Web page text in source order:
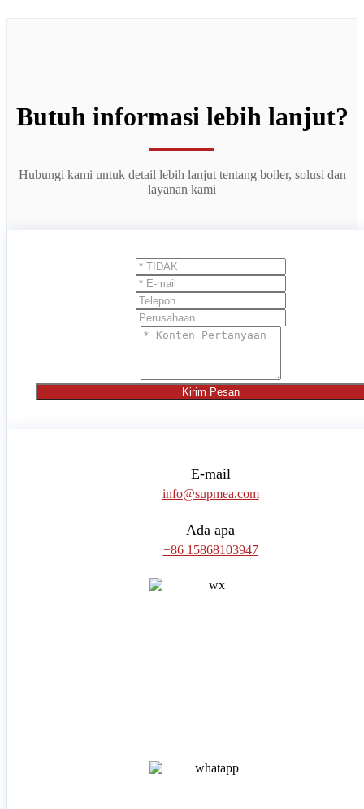
Butuh informasi lebih lanjut?
Hubungi kami untuk detail lebih lanjut tentang boiler, solusi dan
layanan kami
Kirim Pesan
E-mail
info@supmea.com
Ada apa
+86 15868103947